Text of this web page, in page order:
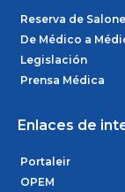
Reserva de
De Médico a
Legislación
Prensa Médica
Enlaces de
Portaleir
OPEM